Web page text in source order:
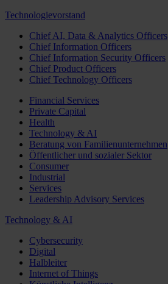
Technologievorstand
Chief AI, Data & Analytics Officers
Chief Information Officers
Chief Information Security Officers
Chief Product Officers
Chief Technology Officers
Financial Services
Private Capital
Health
Technology & AI
Beratung von Familienunternehmen
Öffentlicher und sozialer Sektor
Consumer
Industrial
Services
Leadership Advisory Services
Technology & AI
Cybersecurity
Digital
Halbleiter
Internet of Things